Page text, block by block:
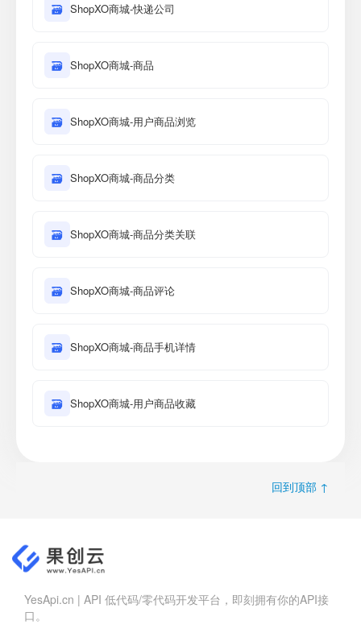
🗃 ShopXO商城-快递公司
🗃 ShopXO商城-商品
🗃 ShopXO商城-用户商品浏览
🗃 ShopXO商城-商品分类
🗃 ShopXO商城-商品分类关联
🗃 ShopXO商城-商品评论
🗃 ShopXO商城-商品手机详情
🗃 ShopXO商城-用户商品收藏
回到顶部 ↑
YesApi.cn | API 低代码/零代码开发平台，即刻拥有你的API接
口。